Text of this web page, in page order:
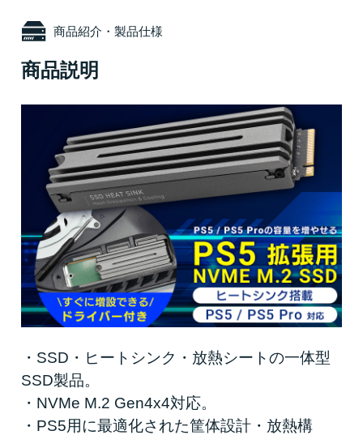
商品紹介・製品仕様
商品説明
・SSD・ヒートシンク・放熱シートの一体型
SSD製品。
・NVMe M.2 Gen4x4対応。
・PS5用に最適化された筐体設計・放熱構